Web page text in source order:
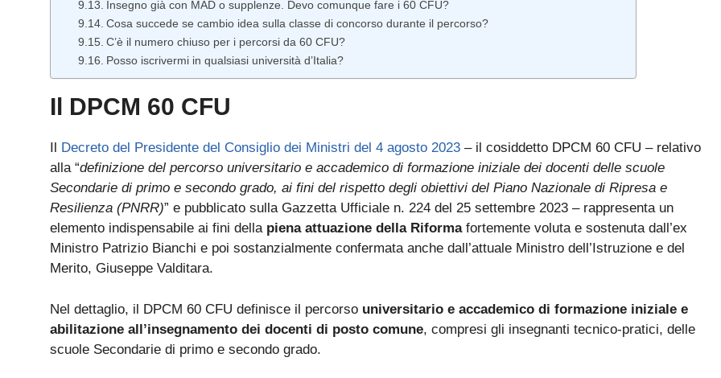
Insegno già con MAD o supplenze. Devo comunque fare i 60 CFU?
Cosa succede se cambio idea sulla classe di concorso durante il percorso?
C’è il numero chiuso per i percorsi da 60 CFU?
Posso iscrivermi in qualsiasi università d’Italia?
Il DPCM 60 CFU
Il Decreto del Presidente del Consiglio dei Ministri del 4 agosto 2023 – il cosiddetto DPCM 60 CFU – relativo
alla “definizione del percorso universitario e accademico di formazione iniziale dei docenti delle scuole
Secondarie di primo e secondo grado, ai fini del rispetto degli obiettivi del Piano Nazionale di Ripresa e
Resilienza (PNRR)” e pubblicato sulla Gazzetta Ufficiale n. 224 del 25 settembre 2023 – rappresenta un
elemento indispensabile ai fini della piena attuazione della Riformafortemente voluta e sostenuta dall’ex
Ministro Patrizio Bianchi e poi sostanzialmente confermata anche dall’attuale Ministro dell’Istruzione e del
Merito, Giuseppe Valditara.
Nel dettaglio, il DPCM 60 CFU definisce il percorso universitario e accademico di formazione iniziale e
abilitazione all’insegnamento dei docenti di posto comune, compresi gli insegnanti tecnico-pratici, delle
scuole Secondarie di primo e secondo grado.
La nuova classificazione CCNL 2019-2021 (4 aree, nuovi profili)
✓ La CIAD: cos'è, chi la deve avere, come ottenerla
✓
I titoli che fanno punteggio (OSA, ASACOM, Segretario Coord.,
Dattilografia)